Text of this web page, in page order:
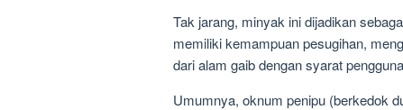
Tak jarang, minyak ini dijadikan
memiliki kemampuan pesugihan,
dari alam gaib dengan syarat
Umumnya, oknum penipu (berkedok